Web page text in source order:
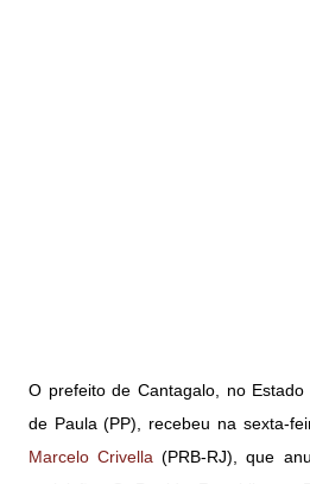
O prefeito de Cantagalo, no
de Paula (PP), recebeu na sexta-
Marcelo Crivella (PRB-RJ), que